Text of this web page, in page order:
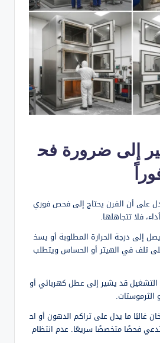
إلى ضرورة فح
على أن الفرن يحتاج إلى فحص فوري
فلا تتجاهلها.
إلى درجة الحرارة المطلوبة أو يسخ
تلف في الهيتر أو الحساس ويتطلب
التشغيل قد يشير إلى عطل كهربائي أو
غالبًا ما يدل على تراكم الدهون أو اح
فحصًا متخصصًا سريعًا. عدم انتظام